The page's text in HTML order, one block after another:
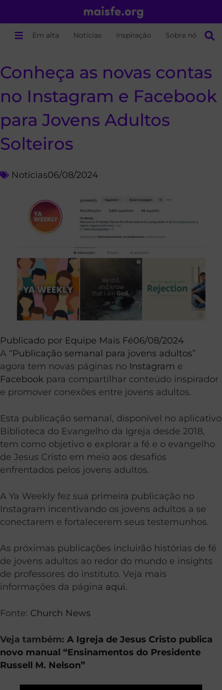
Em alta Notícias Inspiração Sobre nós
Conheça as novas contas
no Instagram e Facebook
para Jovens Adultos
Solteiros
Notícias06/08/2024
Publicado por Equipe Mais Fé06/08/2024
A “Publicação semanal para jovens adultos”
agora tem novas páginas no Instagram e
Facebook para compartilhar conteúdo inspirador
e promover conexões entre jovens adultos.
Esta publicação semanal, disponível no aplicativo
Biblioteca do Evangelho da Igreja desde 2018,
tem como objetivo e explorar a fé e o evangelho
de Jesus Cristo em meio aos desafios
enfrentados pelos jovens adultos.
A Ya Weekly fez sua primeira publicação no
Instagram incentivando os jovens adultos a se
conectarem e fortalecerem seus testemunhos.
As próximas publicações incluirão histórias de fé
de jovens adultos ao redor do mundo e insights
de professores do instituto. Veja mais
informações da página aqui.
Fonte: Church News
Veja também: A Igreja de Jesus Cristo publica
novo manual “Ensinamentos do Presidente
Russell M. Nelson”